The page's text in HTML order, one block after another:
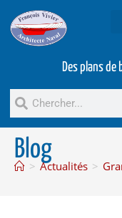
Des plans
Blog
> Actualités >